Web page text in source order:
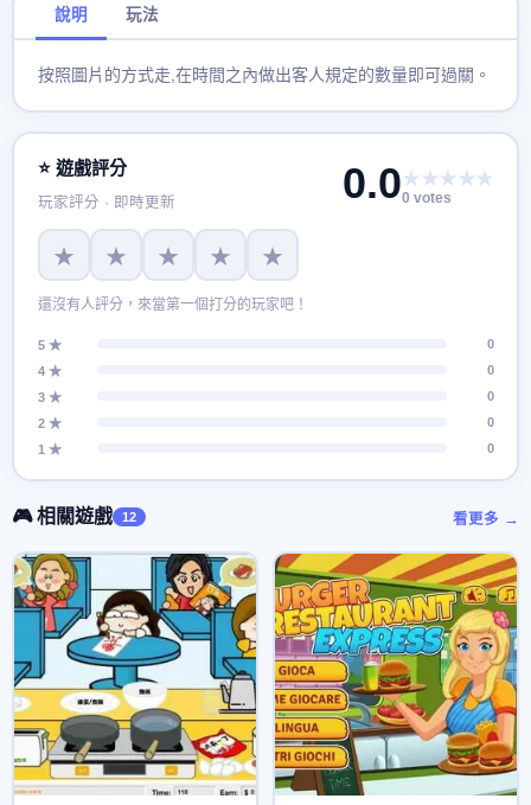
說明 玩法
按照圖片的方式走,在時間之內做出客人規定的數量即可過關。
⭐ 遊戲評分
玩家評分 · 即時更新 0.0★★★★★
0 votes
★ ★ ★ ★ ★
還沒有人評分，來當第一個打分的玩家吧！
5 ★
0
4 ★
0
3 ★
0
2 ★
0
1 ★
0
🎮 相關遊戲 12 看更多 →